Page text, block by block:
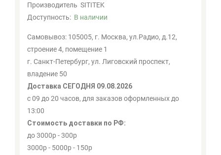
Производитель SITITEK
Доступность: В наличии
Самовывоз: 105005, г. Москва, ул.Радио, д.12,
строение 4, помещение 1
г. Санкт-Петербург, ул. Лиговский проспект,
владение 50
Доставка СЕГОДНЯ 09.08.2026
с 09 до 20 часов, для заказов оформленных до
13:00
Стоимость доставки по РФ:
до 3000р - 300р
3000р - 5000р - 150р